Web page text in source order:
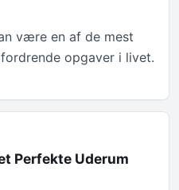
være en af de mest
opgaver i livet.
Perfekte Uderum